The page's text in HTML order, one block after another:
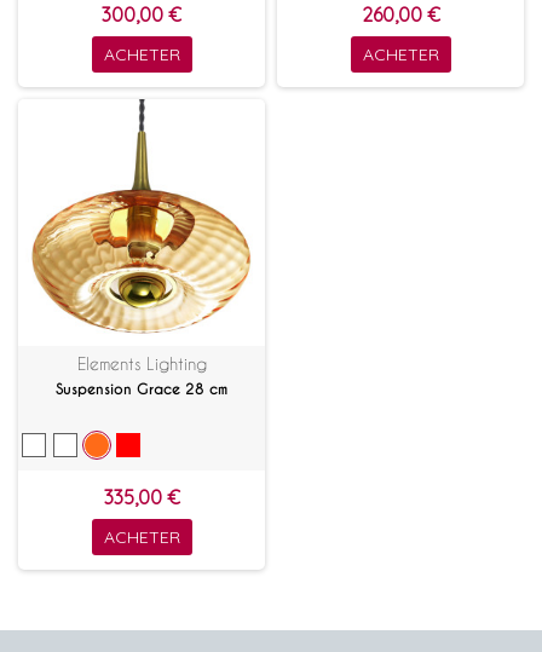
300,00 €
ACHETER
260,00 €
ACHETER
Elements Lighting
Suspension Grace 28 cm
335,00 €
ACHETER